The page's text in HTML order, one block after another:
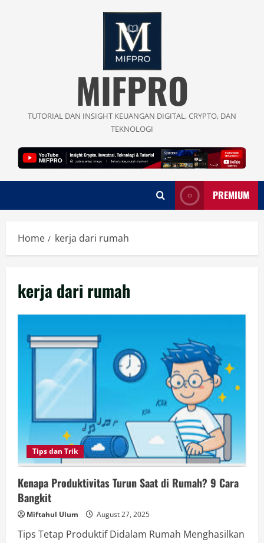
MIFPRO
TUTORIAL DAN INSIGHT KEUANGAN DIGITAL, CRYPTO, DAN
TEKNOLOGI
PREMIUM
Home kerja dari rumah
kerja dari rumah
Tips dan Trik
Kenapa Produktivitas Turun Saat di Rumah? 9 Cara
Bangkit
Miftahul Ulum August 27, 2025
Tips Tetap Produktif Didalam Rumah Menghasilkan